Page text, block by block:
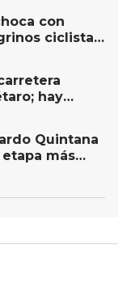
con
ciclistas
Querétaro
hay
Quintana
más
vial